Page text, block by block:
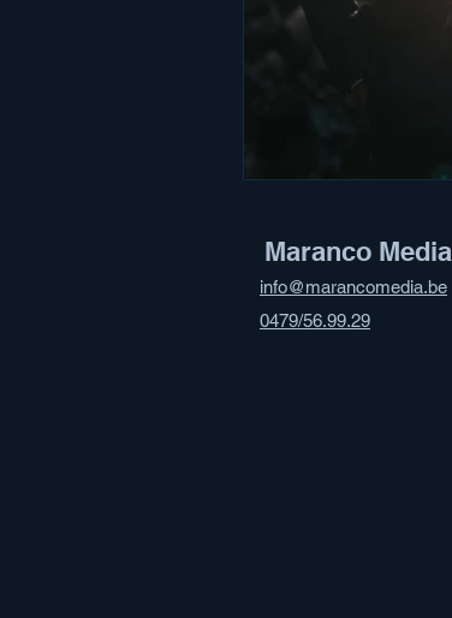
Maranco Media
info@marancomedia.be
0479/56.99.29